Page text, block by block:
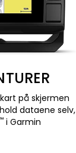
på skjermen
dataene selv,
i Garmin